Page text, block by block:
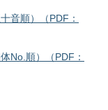
音順）（PDF：
No.順）（PDF：